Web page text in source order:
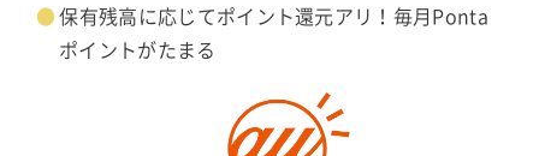
保有残高に応じてポイント還元アリ！毎月Ponta
ポイントがたまる